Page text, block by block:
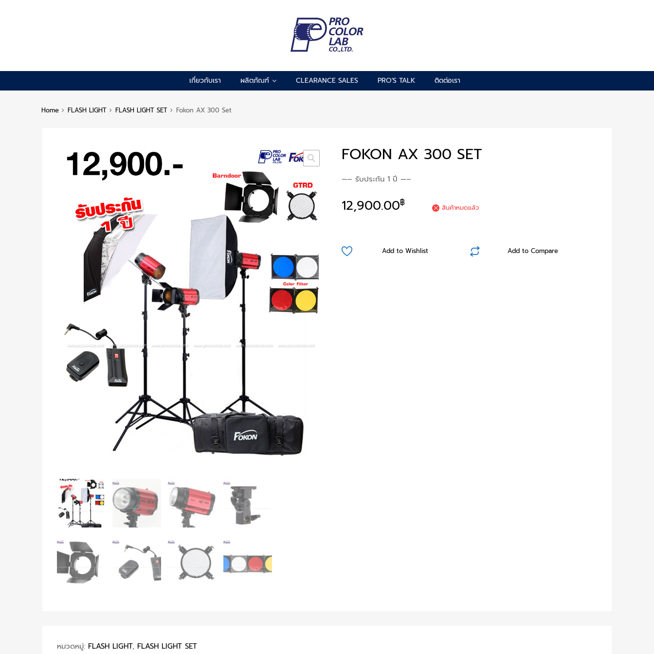
to
เกี่ยวกับเรา ผลิตภัณฑ์ CLEARANCE SALES PRO'S TALK ติดต่อเรา
Home FLASH LIGHT FLASH LIGHT SET Fokon AX 300 Set
FOKON AX 300 SET
—– รับประกัน 1 ปี —–
12,900.00฿ สินค้าหมดแล้ว
Add to Compare
Add to Wishlist
หมวดหมู่: FLASH LIGHT, FLASH LIGHT SET